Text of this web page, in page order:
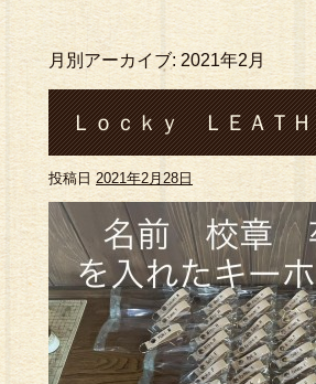
月別アーカイブ:2021年2月
Ｌｏｃｋｙ ＬＥＡＴ
卒業記念
投稿日 2021年2月28日